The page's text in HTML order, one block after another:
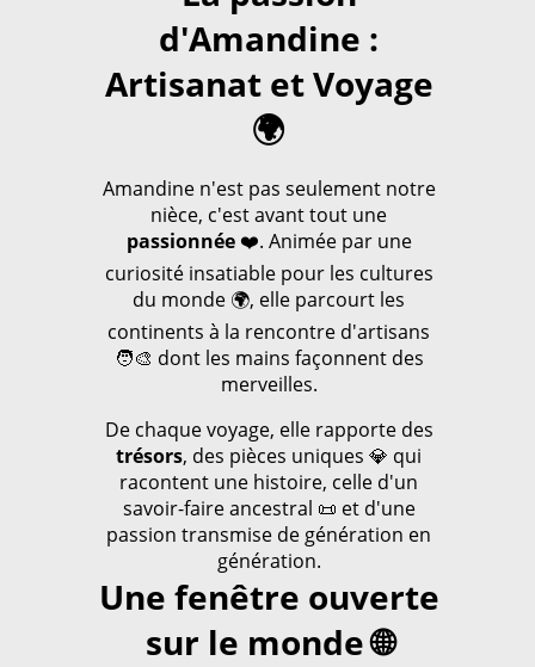
d'Amandine :
Artisanat et Voyage
🌍
Amandine n'est pas seulement notre
nièce, c'est avant tout une
passionnée❤️. Animée par une
curiosité insatiable pour les cultures
du monde 🌍, elle parcourt les
continents à la rencontre d'artisans
🧑‍🎨 dont les mains façonnent des
merveilles.
De chaque voyage, elle rapporte des
trésors, des pièces uniques 💎 qui
racontent une histoire, celle d'un
savoir-faire ancestral 📜 et d'une
passion transmise de génération en
génération.
Une fenêtre ouverte
sur le monde 🌐